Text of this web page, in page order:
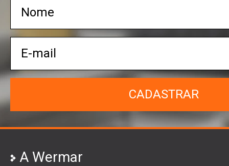
CADASTRAR
A Wermar